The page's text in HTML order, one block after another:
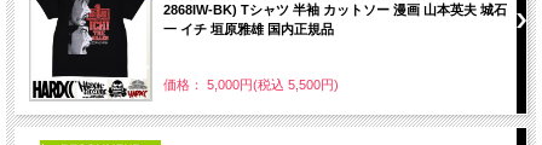
2868IW-BK) Tシャツ 半袖 カットソー 漫画 山本英夫 城石
一 イチ 垣原雅雄 国内正規品
価格： 5,000円(税込 5,500円)